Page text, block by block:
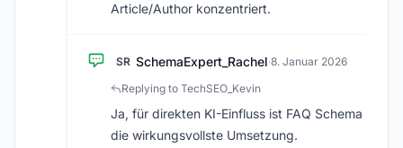
Article/Author konzentriert.
SR SchemaExpert_Rachel·8. Januar 2026
Replying to TechSEO_Kevin
Ja, für direkten KI-Einfluss ist FAQ Schema
die wirkungsvollste Umsetzung.